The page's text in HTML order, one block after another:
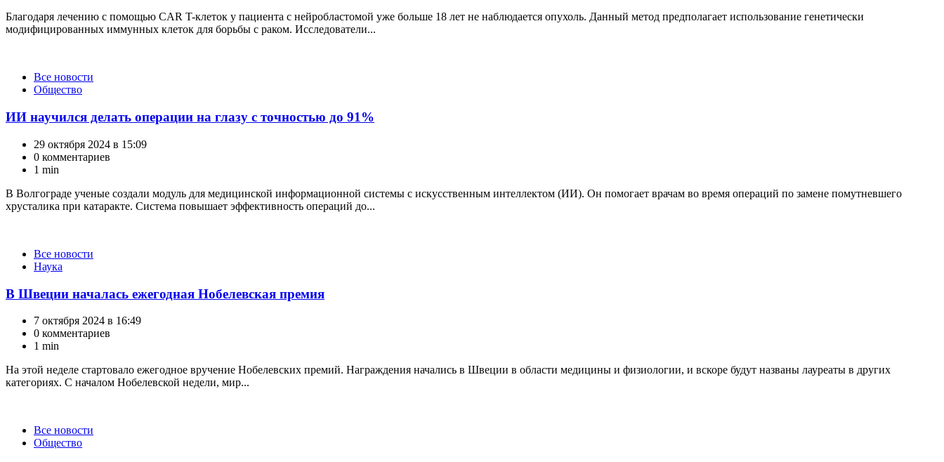
Благодаря лечению с помощью CAR T-клеток у пациента с нейробластомой уже больше 18 лет не наблюдается опухоль. Данный метод предполагает использование генетически
модифицированных иммунных клеток для борьбы с раком. Исследователи...
КатегорииВсе новости
Общество
ИИ научился делать операции на глазу с точностью до 91%
29 октября 2024 в 15:09
0 комментариев
1 min
В Волгограде ученые создали модуль для медицинской информационной системы с искусственным интеллектом (ИИ). Он помогает врачам во время операций по замене помутневшего
хрусталика при катаракте. Система повышает эффективность операций до...
КатегорииВсе новости
Наука
В Швеции началась ежегодная Нобелевская премия
7 октября 2024 в 16:49
0 комментариев
1 min
На этой неделе стартовало ежегодное вручение Нобелевских премий. Награждения начались в Швеции в области медицины и физиологии, и вскоре будут названы лауреаты в других
категориях. С началом Нобелевской недели, мир...
КатегорииВсе новости
Общество